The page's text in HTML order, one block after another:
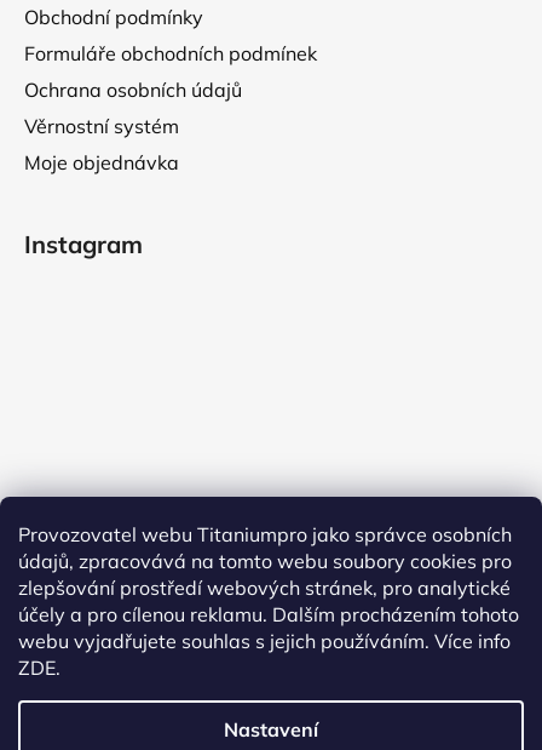
Provozovatel webu Titaniumpro jako správce osobních
údajů, zpracovává na tomto webu soubory cookies pro
zlepšování prostředí webových stránek, pro analytické
účely a pro cílenou reklamu. Dalším procházením tohoto
webu vyjadřujete souhlas s jejich používáním. Více info
ZDE.
Nastavení
Obchodní podmínky
Formuláře obchodních podmínek
Ochrana osobních údajů
Věrnostní systém
Moje objednávka
Instagram
Sledovat na Instagramu
Facebook